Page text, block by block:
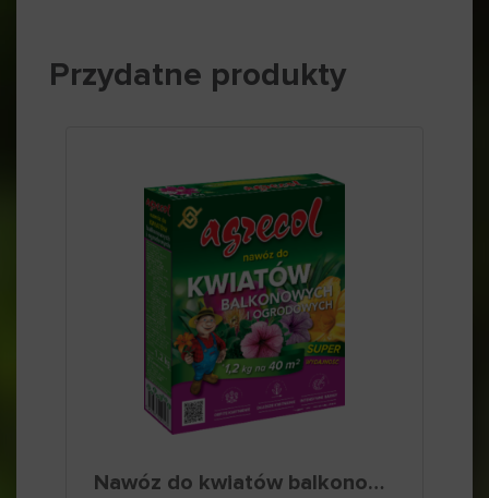
Przydatne produkty
Nawóz do kwiatów balkonowych i ogrodowych